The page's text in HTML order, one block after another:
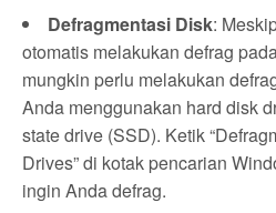
Defragmentasi Disk:
otomatis melakukan defrag
mungkin perlu melakukan
Anda menggunakan hard disk
state drive (SSD). Ketik
Drives” di kotak pencarian
ingin Anda defrag.